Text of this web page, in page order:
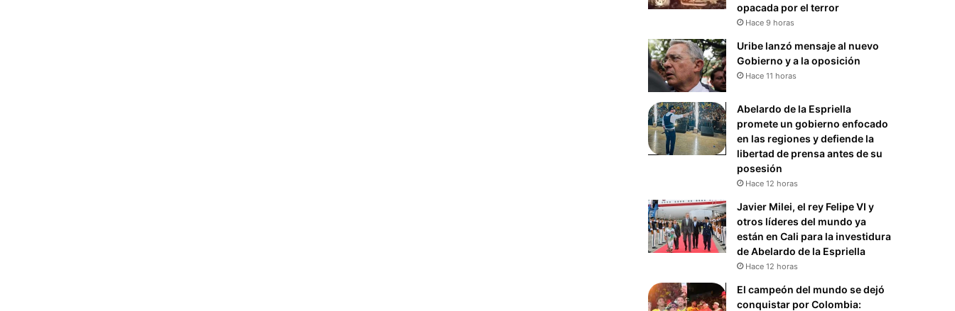
opacada por el terror
Hace 9 horas
Uribe lanzó mensaje al nuevo
Gobierno y a la oposición
Hace 11 horas
Abelardo de la Espriella
promete un gobierno enfocado
en las regiones y defiende la
libertad de prensa antes de su
posesión
Hace 12 horas
Javier Milei, el rey Felipe VI y
otros líderes del mundo ya
están en Cali para la investidura
de Abelardo de la Espriella
Hace 12 horas
El campeón del mundo se dejó
conquistar por Colombia: